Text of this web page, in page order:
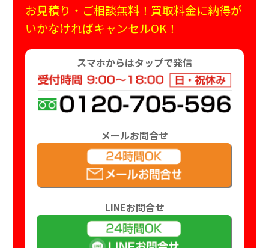
お見積り・ご相談無料！買取料金に納得が
いかなければキャンセルOK！
スマホからはタップで発信
メールお問合せ
LINEお問合せ